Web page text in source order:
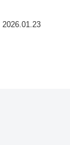
2026.01.23